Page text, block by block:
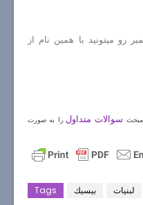
رو ميتونيد با همين نام از
مبحث سوالات متداول را به صورت
Tags بيسيك لبنيات